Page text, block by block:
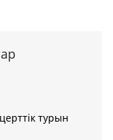
турын